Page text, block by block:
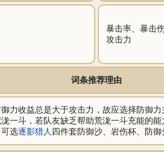
暴击率、暴击
攻击力
词条推荐理由
力收益总是大于攻击力，故应选择防御
一斗，若队友缺乏帮助荒泷一斗充能的
选逐影猎人 四件套防御沙、岩伤杯、防御